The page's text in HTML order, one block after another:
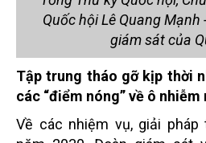
Quốc hội Lê Quang
giám sát của
Tập trung tháo gỡ kịp thời
các “điểm nóng” về ô
Về các nhiệm vụ, giải pháp